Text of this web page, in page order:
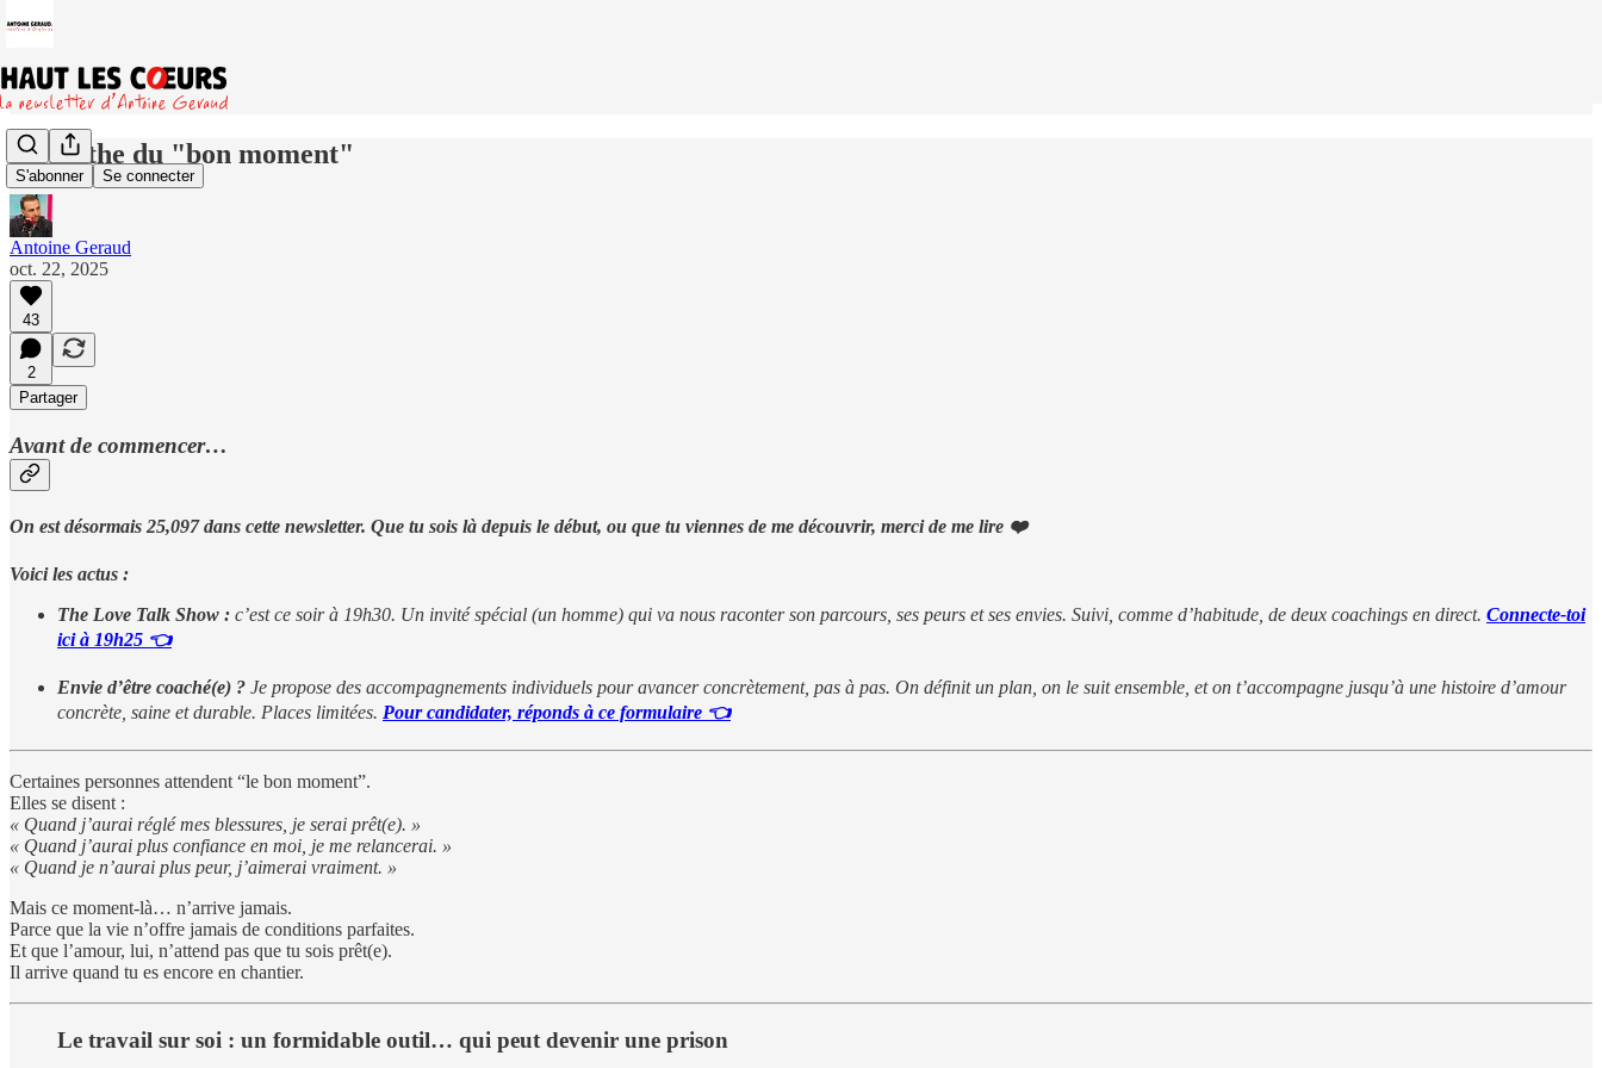
S'abonner Se connecter
Le mythe du "bon moment"
Antoine Geraud
oct. 22, 2025
43
2
Partager
Avant de commencer…
On est désormais 25,097 dans cette newsletter. Que tu sois là depuis le début, ou que tu viennes de me découvrir, merci de me lire ❤️
Voici les actus :
The Love Talk Show : c’est ce soir à 19h30. Un invité spécial (un homme) qui va nous raconter son parcours, ses peurs et ses envies. Suivi, comme d’habitude, de deux coachings en direct. Connecte-toi
ici à 19h25 👈
Envie d’être coaché(e) ? Je propose des accompagnements individuels pour avancer concrètement, pas à pas. On définit un plan, on le suit ensemble, et on t’accompagne jusqu’à une histoire d’amour
concrète, saine et durable. Places limitées. Pour candidater, réponds à ce formulaire 👈
Certaines personnes attendent “le bon moment”.
Elles se disent :
« Quand j’aurai réglé mes blessures, je serai prêt(e). »
« Quand j’aurai plus confiance en moi, je me relancerai. »
« Quand je n’aurai plus peur, j’aimerai vraiment. »
Mais ce moment-là… n’arrive jamais.
Parce que la vie n’offre jamais de conditions parfaites.
Et que l’amour, lui, n’attend pas que tu sois prêt(e).
Il arrive quand tu es encore en chantier.
Le travail sur soi : un formidable outil… qui peut devenir une prison